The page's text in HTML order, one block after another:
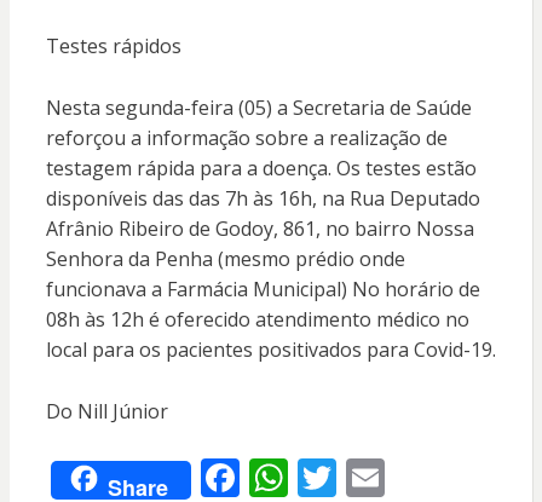
Testes rápidos
Nesta segunda-feira (05) a Secretaria de Saúde
reforçou a informação sobre a realização de
testagem rápida para a doença. Os testes estão
disponíveis das das 7h às 16h, na Rua Deputado
Afrânio Ribeiro de Godoy, 861, no bairro Nossa
Senhora da Penha (mesmo prédio onde
funcionava a Farmácia Municipal) No horário de
08h às 12h é oferecido atendimento médico no
local para os pacientes positivados para Covid-19.
Do Nill Júnior
Share F W T E